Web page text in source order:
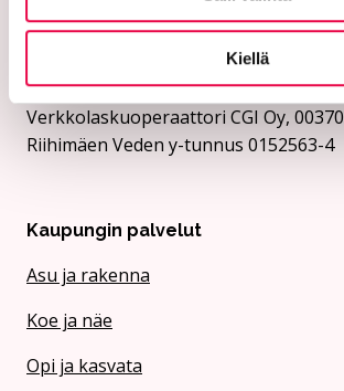
Kiellä
Rii­hi­mäen Vesi:
Verkkolaskutusosoite/OVT-tunnus
003701525634100
Verkkolaskuoperaattori CGI Oy,
Riihimäen Veden y-tunnus 0152563-4
Kaupungin palvelut
Asu ja rakenna
Koe ja näe
Opi ja kasvata